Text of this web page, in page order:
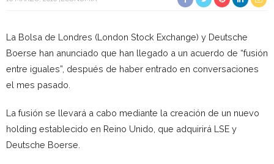
La Bolsa de Londres (London Stock Exchange) y Deutsche
Boerse han anunciado que han llegado a un acuerdo de “fusión
entre iguales”, después de haber entrado en conversaciones
el mes pasado.
La fusión se llevará a cabo mediante la creación de un nuevo
holding establecido en Reino Unido, que adquirirá LSE y
Deutsche Boerse.